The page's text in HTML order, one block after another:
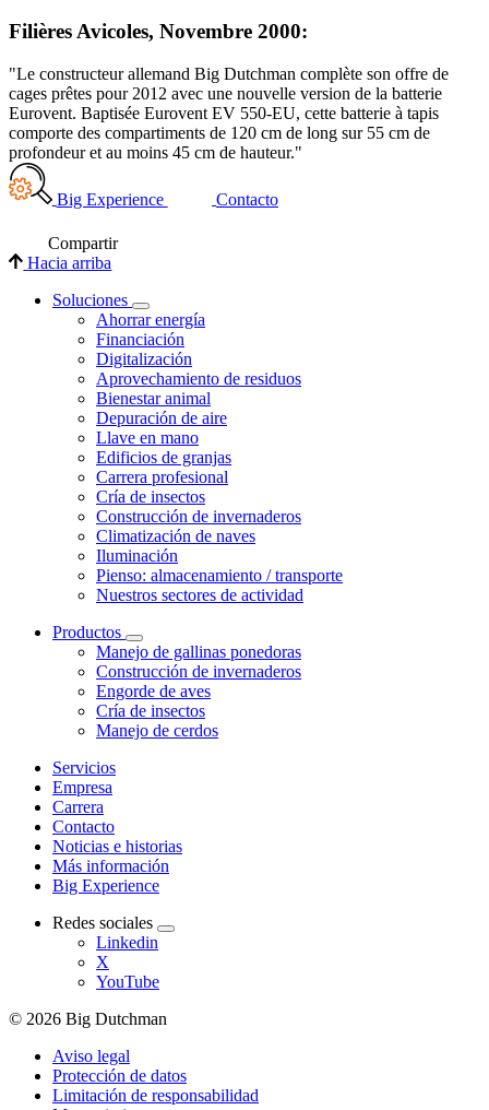
Filières Avicoles, Novembre 2000:
"Le constructeur allemand Big Dutchman complète son offre de
cages prêtes pour 2012 avec une nouvelle version de la batterie
Eurovent. Baptisée Eurovent EV 550-EU, cette batterie à tapis
comporte des compartiments de 120 cm de long sur 55 cm de
profondeur et au moins 45 cm de hauteur."
Big Experience Contacto
Compartir
Hacia arriba
Soluciones
Ahorrar energía
Financiación
Digitalización
Aprovechamiento de residuos
Bienestar animal
Depuración de aire
Llave en mano
Edificios de granjas
Carrera profesional
Cría de insectos
Construcción de invernaderos
Climatización de naves
Iluminación
Pienso: almacenamiento / transporte
Nuestros sectores de actividad
Productos
Manejo de gallinas ponedoras
Construcción de invernaderos
Engorde de aves
Cría de insectos
Manejo de cerdos
Servicios
Empresa
Carrera
Contacto
Noticias e historias
Más información
Big Experience
Redes sociales
Linkedin
X
YouTube
© 2026 Big Dutchman
Aviso legal
Protección de datos
Limitación de responsabilidad